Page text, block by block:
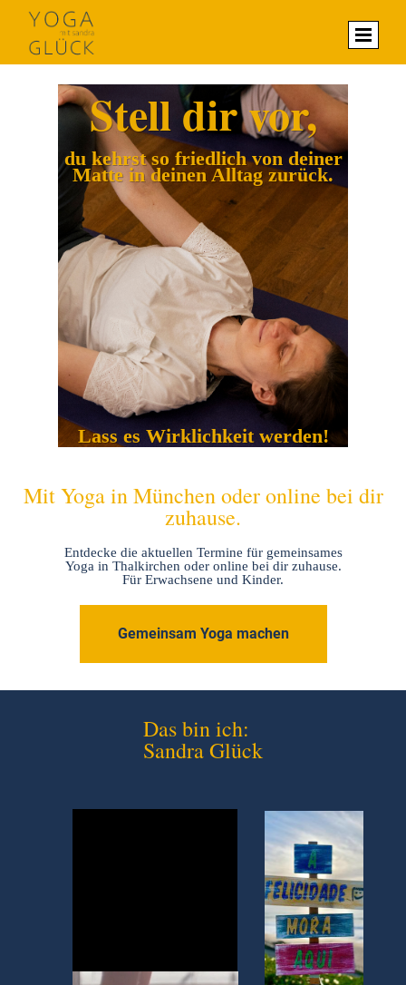
Stell dir vor,
du kehrst so friedlich von deiner
Matte in deinen Alltag zurück.
Lass es Wirklichkeit werden!
Mit Yoga in München oder online bei dir
zuhause.
Entdecke die aktuellen Termine für gemeinsames
Yoga in Thalkirchen oder online bei dir zuhause.
Für Erwachsene und Kinder.
Gemeinsam Yoga machen
Das bin ich:
Sandra Glück